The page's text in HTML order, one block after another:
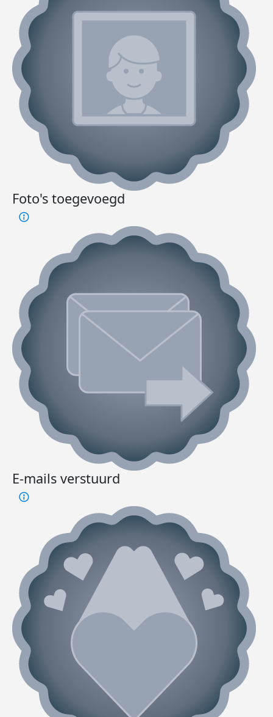
Foto's toegevoegd
E-mails verstuurd